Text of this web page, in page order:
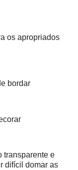
os apropriados
bordar
transparente e
difícil domar as